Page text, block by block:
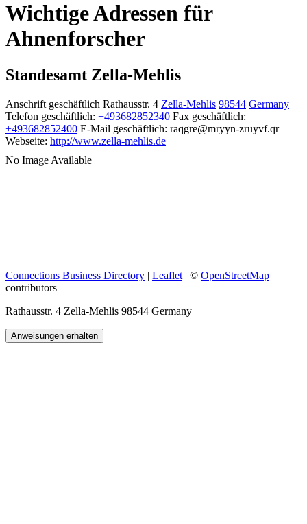
Wichtige Adressen für
Ahnenforscher
Standesamt Zella-Mehlis
Anschrift geschäftlich Rathausstr. 4 Zella-Mehlis 98544 Germany
Telefon geschäftlich: +493682852340 Fax geschäftlich:
+493682852400 E-Mail geschäftlich: raqgre@mryyn-zruyvf.qr
Webseite: http://www.zella-mehlis.de
No Image Available
Connections Business Directory | Leaflet | © OpenStreetMap
contributors
Rathausstr. 4 Zella-Mehlis 98544 Germany
Anweisungen erhalten